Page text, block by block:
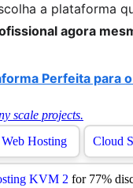
a plataforma
agora
Perfeita para